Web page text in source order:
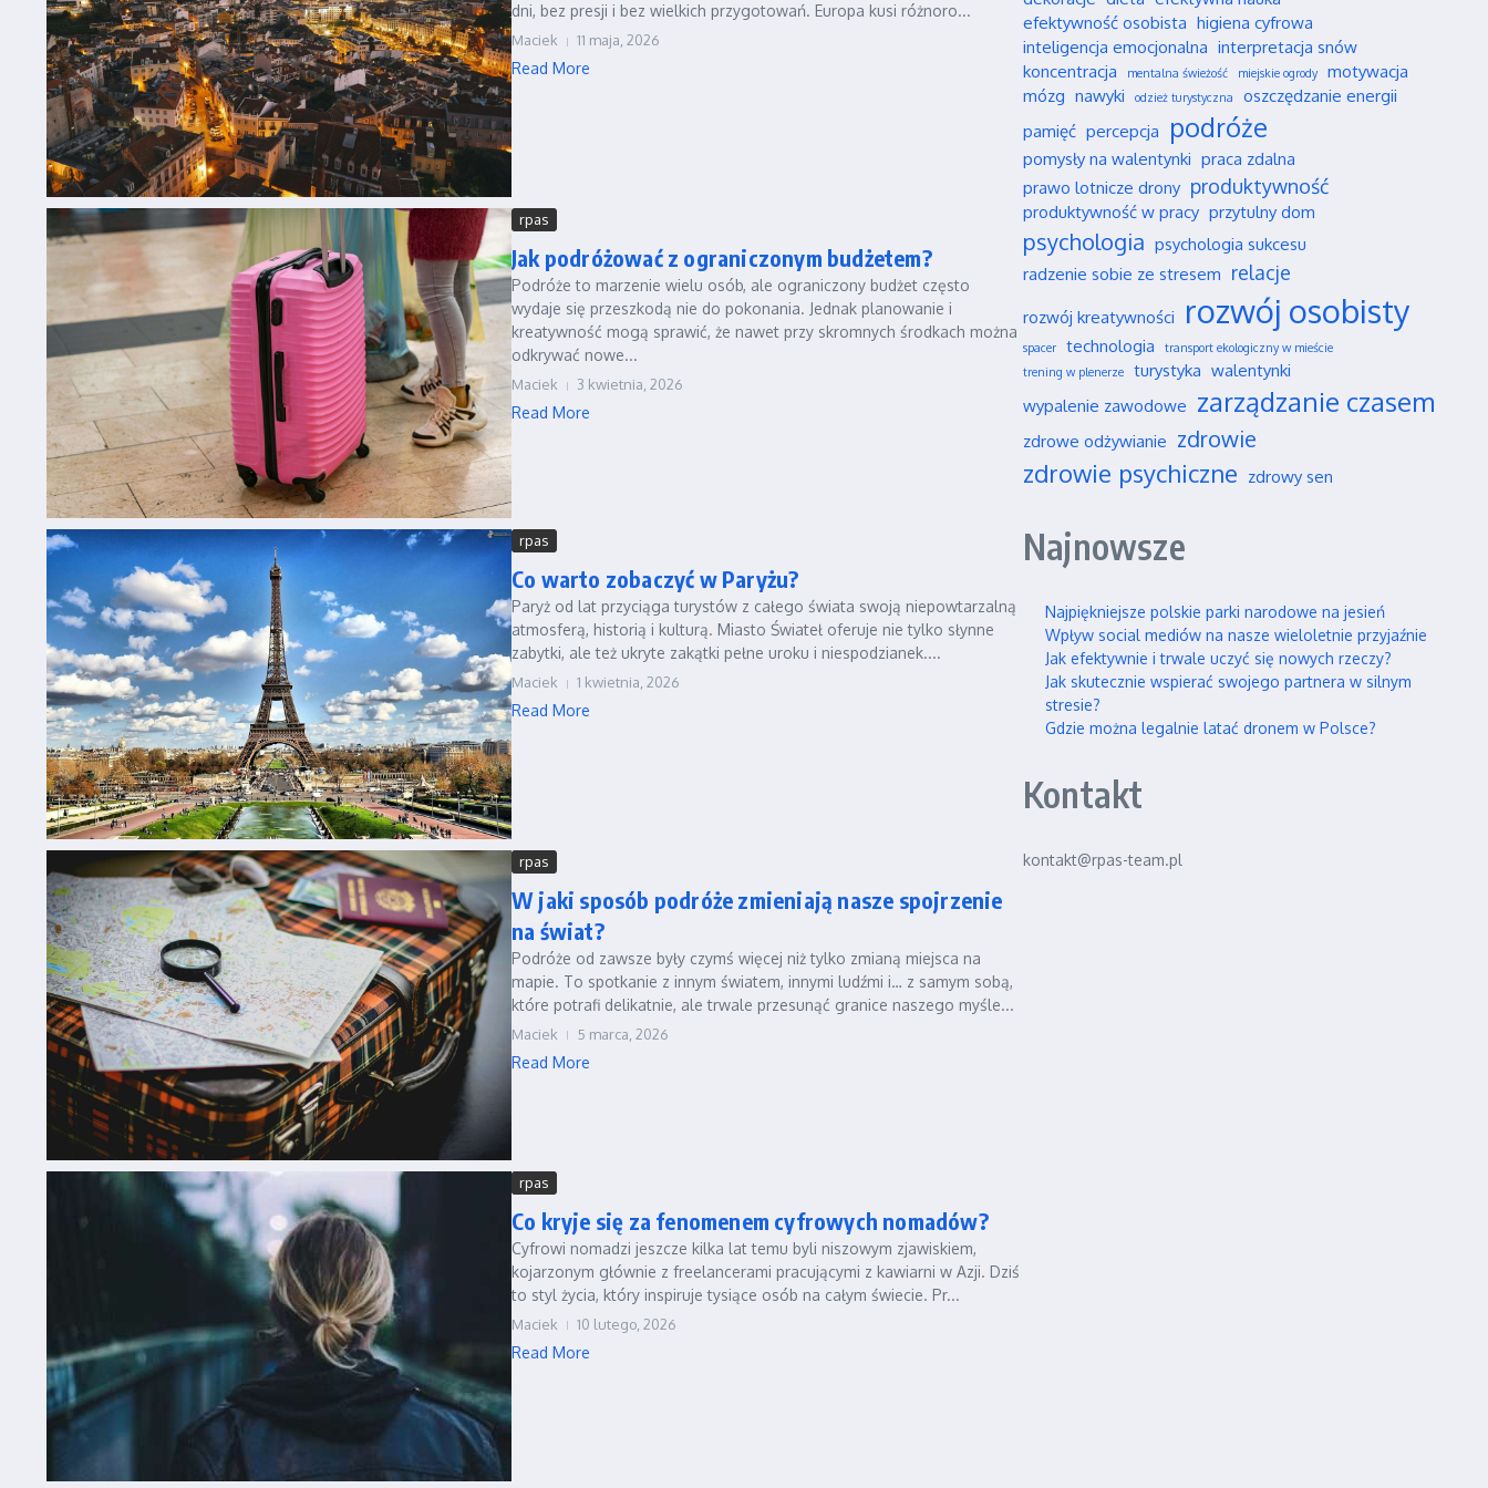
dni, bez presji i bez wielkich przygotowań. Europa kusi różnoro...
Maciek 11 maja, 2026
Read More
rpas
Jak podróżować z ograniczonym budżetem?
Podróże to marzenie wielu osób, ale ograniczony budżet często
wydaje się przeszkodą nie do pokonania. Jednak planowanie i
kreatywność mogą sprawić, że nawet przy skromnych środkach można
odkrywać nowe...
Maciek 3 kwietnia, 2026
Read More
rpas
Co warto zobaczyć w Paryżu?
Paryż od lat przyciąga turystów z całego świata swoją niepowtarzalną
atmosferą, historią i kulturą. Miasto Świateł oferuje nie tylko słynne
zabytki, ale też ukryte zakątki pełne uroku i niespodzianek....
Maciek 1 kwietnia, 2026
Read More
rpas
W jaki sposób podróże zmieniają nasze spojrzenie
na świat?
Podróże od zawsze były czymś więcej niż tylko zmianą miejsca na
mapie. To spotkanie z innym światem, innymi ludźmi i… z samym sobą,
które potrafi delikatnie, ale trwale przesunąć granice naszego myśle...
Maciek 5 marca, 2026
Read More
rpas
Co kryje się za fenomenem cyfrowych nomadów?
Cyfrowi nomadzi jeszcze kilka lat temu byli niszowym zjawiskiem,
kojarzonym głównie z freelancerami pracującymi z kawiarni w Azji. Dziś
to styl życia, który inspiruje tysiące osób na całym świecie. Pr...
Maciek 10 lutego, 2026
Read More
efektywność osobista higiena cyfrowa
inteligencja emocjonalna interpretacja snów
koncentracja
mentalna świeżość miejskie ogrody
motywacja
mózg nawyki odzież turystyczna
oszczędzanie energii
pamięć percepcja podróże
pomysły na walentynki praca zdalna
prawo lotnicze drony produktywność
produktywność w pracy przytulny dom
psychologia psychologia sukcesu
radzenie sobie ze stresem relacje
rozwój kreatywności rozwój osobisty
spacer technologia
transport ekologiczny w mieście
trening w plenerze
turystyka walentynki
wypalenie zawodowe zarządzanie czasem
zdrowe odżywianie zdrowie
zdrowie psychiczne zdrowy sen
Najnowsze
Najpiękniejsze polskie parki narodowe na jesień
Wpływ social mediów na nasze wieloletnie przyjaźnie
Jak efektywnie i trwale uczyć się nowych rzeczy?
Jak skutecznie wspierać swojego partnera w silnym
stresie?
Gdzie można legalnie latać dronem w Polsce?
Kontakt
kontakt@rpas-team.pl